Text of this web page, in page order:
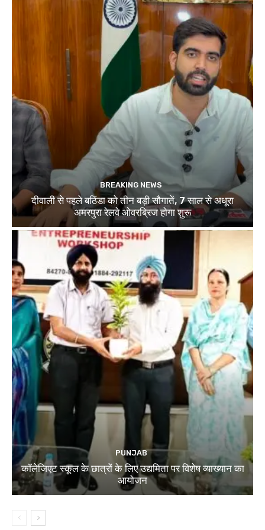
BREAKING NEWS
दीवाली से पहले बठिंडा को तीन बड़ी सौगातें, 7 साल से अधूरा
अमरपुरा रेलवे ओवरब्रिज होगा शुरू
PUNJAB
कॉलेजिएट स्कूल के छात्रों के लिए उद्यमिता पर विशेष व्याख्यान का
आयोजन